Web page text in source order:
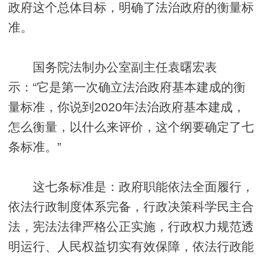
政府这个总体目标，明确了法治政府的衡量标
准。
国务院法制办公室副主任袁曙宏表
示：“它是第一次确立法治政府基本建成的衡
量标准，你说到2020年法治政府基本建成，
怎么衡量，以什么来评价，这个纲要确定了七
条标准。”
这七条标准是：政府职能依法全面履行，
依法行政制度体系完备，行政决策科学民主合
法，宪法法律严格公正实施，行政权力规范透
明运行、人民权益切实有效保障，依法行政能